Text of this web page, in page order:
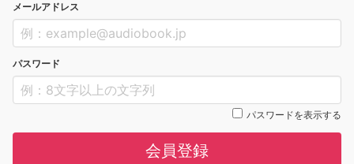
メールアドレス
パスワード
パスワードを表示する
会員登録